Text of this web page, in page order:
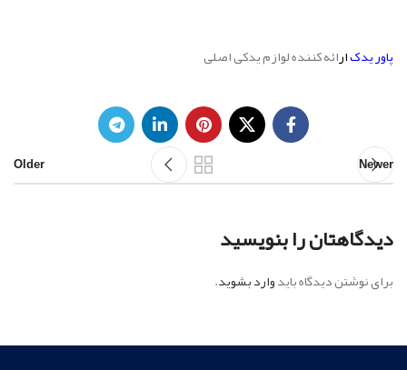
پاور یدکارائه کننده لوازم یدکی اصلی
Newer
Older
دیدگاهتان را بنویسید
برای نوشتن دیدگاه بایدوارد بشوید.